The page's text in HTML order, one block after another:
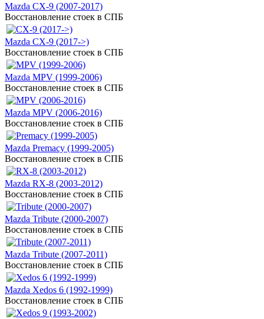
Mazda CX-9 (2007-2017)
Восстановление стоек в СПБ
Mazda CX-9 (2017->)
Восстановление стоек в СПБ
Mazda MPV (1999-2006)
Восстановление стоек в СПБ
Mazda MPV (2006-2016)
Восстановление стоек в СПБ
Mazda Premacy (1999-2005)
Восстановление стоек в СПБ
Mazda RX-8 (2003-2012)
Восстановление стоек в СПБ
Mazda Tribute (2000-2007)
Восстановление стоек в СПБ
Mazda Tribute (2007-2011)
Восстановление стоек в СПБ
Mazda Xedos 6 (1992-1999)
Восстановление стоек в СПБ